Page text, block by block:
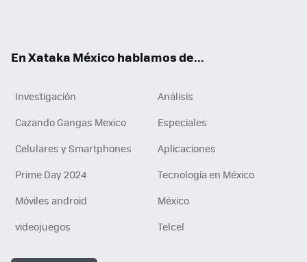
En Xataka México hablamos de...
Investigación
Análisis
Cazando Gangas Mexico
Especiales
Celulares y Smartphones
Aplicaciones
Prime Day 2024
Tecnología en México
Móviles android
México
videojuegos
Telcel